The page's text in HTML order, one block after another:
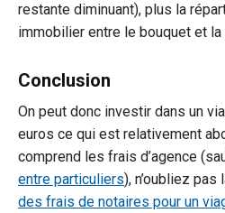
restante diminuant), plus la
immobilier entre le bouquet et
Conclusion
On peut donc investir dans un
euros ce qui est relativement
comprend les frais d’agence
entre particuliers), n’oubliez
des frais de notaires pour un